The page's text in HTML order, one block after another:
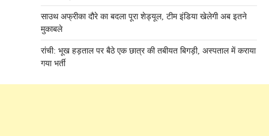
साउथ अफ्रीका दौरे का बदला पूरा शेड्यूल, टीम इंडिया खेलेगी अब इतने
मुकाबले
रांची: भूख हड़ताल पर बैठे एक छात्र की तबीयत बिगड़ी, अस्पताल में कराया
गया भर्ती